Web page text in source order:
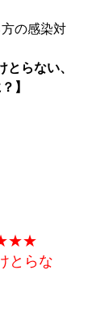
方の感染対
とらない、
】
★★★
とらな